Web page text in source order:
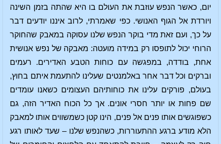
יום, כאשר הנפש עוזבת את העולם בו היא שהתה בזמן השינה
ויורדת אל הגוף האנושי. כפי שאמרתי, לרוב איננו יודעים דבר
על כך, ועם זאת מדי בוקר הנפש שלנו עסוקה במאבק שהחוקר
הרוחי יכול לתופסו רק במידה מועטה: מאבקה של נפש אנושית
אחת, בודדה, במפגשה עם כוחות הטבע האדירים. רעמים
וברקים וכל דבר אחר באלמנטים שעלינו להתעמת איתם בחוץ,
בעולם, פורקים עלינו את כוחותיהם העצומים כשאנו עומדים
שם פחות או יותר חסרי אונים. אך כל הכוח האדיר הזה, גם
כשפוגשים אותו פנים אל פנים, הינו קטן כשמשווים אותו למאבק
הלא מודע ברגע ההתעוררות, כשהנפש שלנו – שעד לאותו רגע